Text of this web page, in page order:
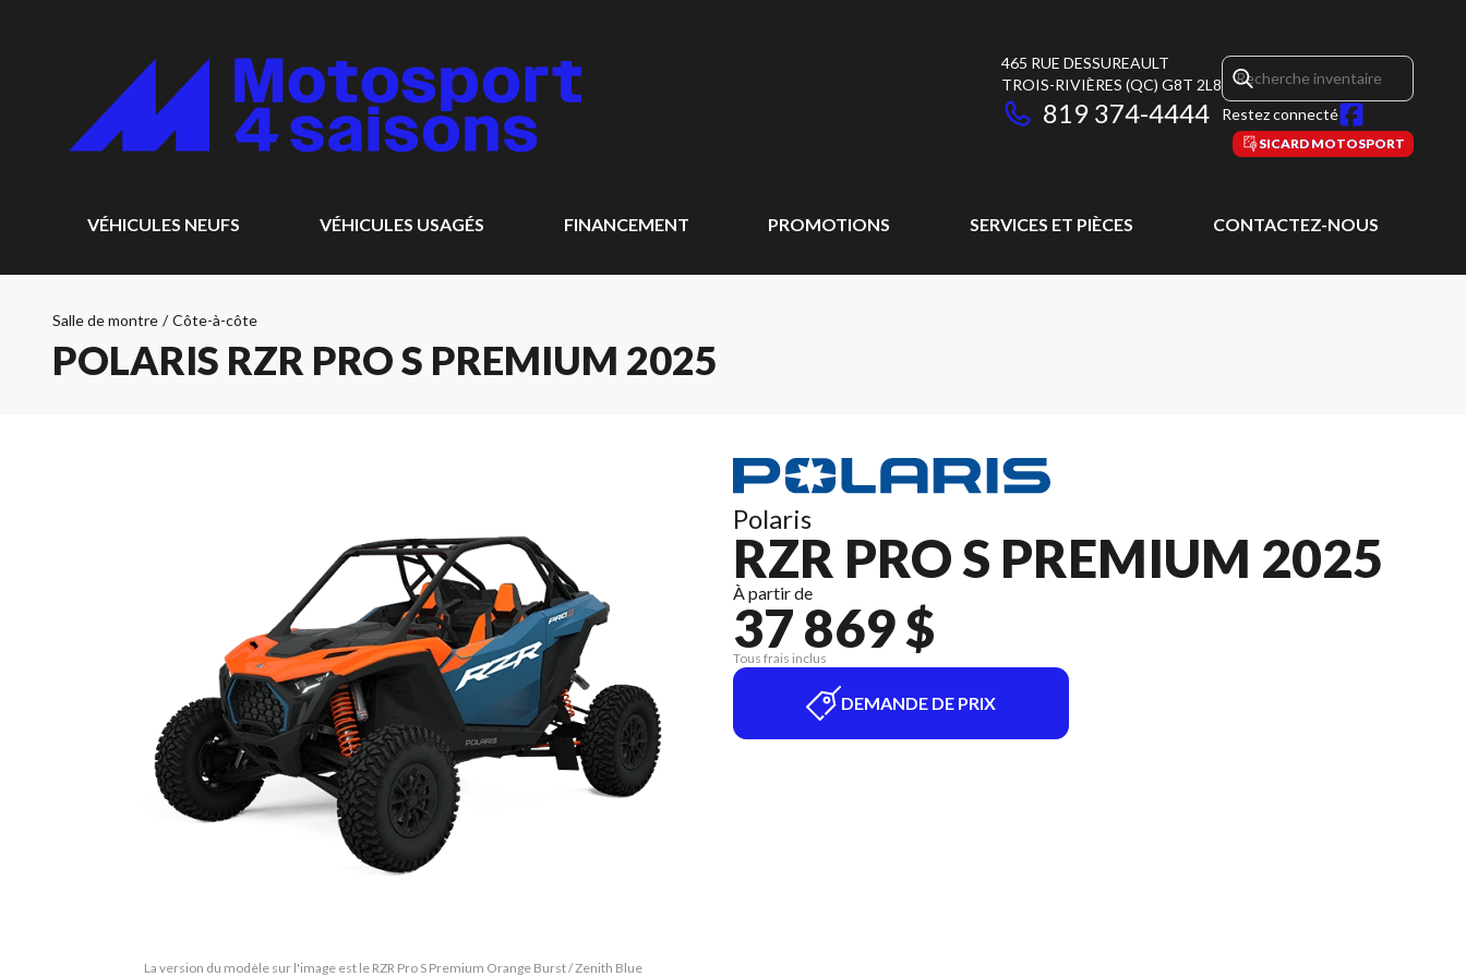
465 RUE DESSUREAULT
TROIS-RIVIÈRES (QC) G8T 2L8
819 374-4444 Restez connecté
SICARD MOTOSPORT
VÉHICULES NEUFS VÉHICULES USAGÉS FINANCEMENT PROMOTIONS SERVICES ET PIÈCES CONTACTEZ-NOUS
Salle de montre / Côte-à-côte
POLARIS RZR PRO S PREMIUM 2025
La version du modèle sur l'image est le RZR Pro S Premium Orange Burst / Zenith Blue
Polaris
RZR PRO S PREMIUM 2025
À partir de
37 869 $
Tous frais inclus
DEMANDE DE PRIX